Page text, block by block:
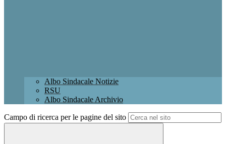
Albo Sindacale Notizie
RSU
Albo Sindacale Archivio
Campo di ricerca per le pagine del sito